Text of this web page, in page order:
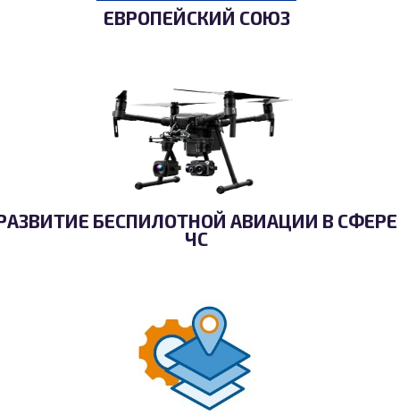
ЕВРОПЕЙСКИЙ СОЮЗ
БЕСПИЛОТНОЙ АВИАЦИИ В СФЕРЕ
ЧС